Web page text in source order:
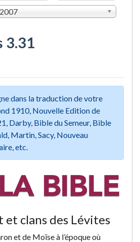
3.31
dans la traduction de votre
1910, Nouvelle Edition de
Darby, Bible du Semeur, Bible
Martin, Sacy, Nouveau
etc.
et clans des Lévites
et de Moïse à l’époque où